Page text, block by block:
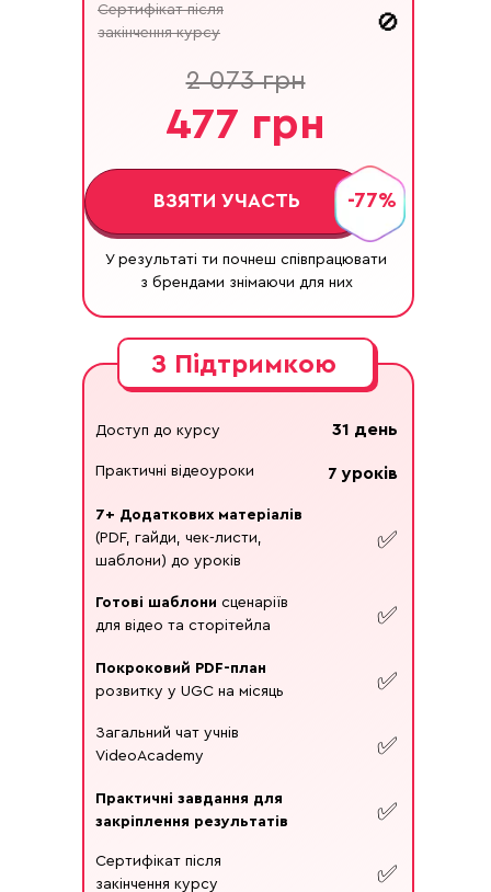
З Підтримкою
Покроковий PDF-план
розвитку у UGC на місяць
✅
Готові шаблони сценаріїв
для відео та сторітейла
✅
7+ Додаткових матеріалів
(PDF, гайди, чек-листи,
шаблони) до уроків
✅
Практичні відеоуроки 7 уроків
Доступ до курсу 31 день
Загальний чат учнів
VideoAcademy
✅
477 грн
2 073 грн
Сертифікат після
закінчення курсу
🚫
Практичні завдання для
закріплення результатів
✅
Сертифікат після
закінчення курсу
✅
У результаті ти почнеш співпрацювати
з брендами знімаючи для них
ВЗЯТИ УЧАСТЬ -77%